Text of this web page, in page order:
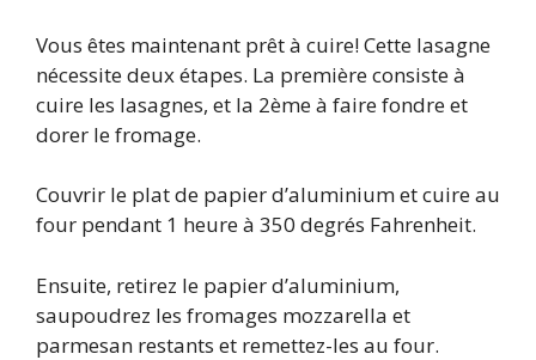
Vous êtes maintenant prêt à cuire! Cette lasagne
nécessite deux étapes. La première consiste à
cuire les lasagnes, et la 2ème à faire fondre et
dorer le fromage.
Couvrir le plat de papier d’aluminium et cuire au
four pendant 1 heure à 350 degrés Fahrenheit.
Ensuite, retirez le papier d’aluminium,
saupoudrez les fromages mozzarella et
parmesan restants et remettez-les au four.